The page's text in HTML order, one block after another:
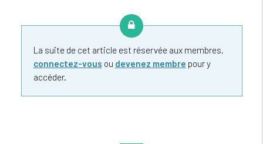
La suite de cet article est réservée aux membres,
connectez-vous ou devenez membre pour y
accéder.